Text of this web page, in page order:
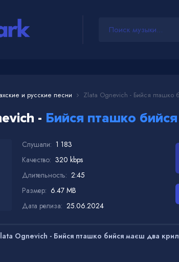
и русские песни Zlata Ognevich - Бийся пташко
- Бийся пташко
Слушали: 1 183
Качество: 320 kbps
Длительность: 2:45
Размер: 6.47 MB
Дата релиза: 25.06.2024
Ognevich - Бийся пташко бийся маєш два